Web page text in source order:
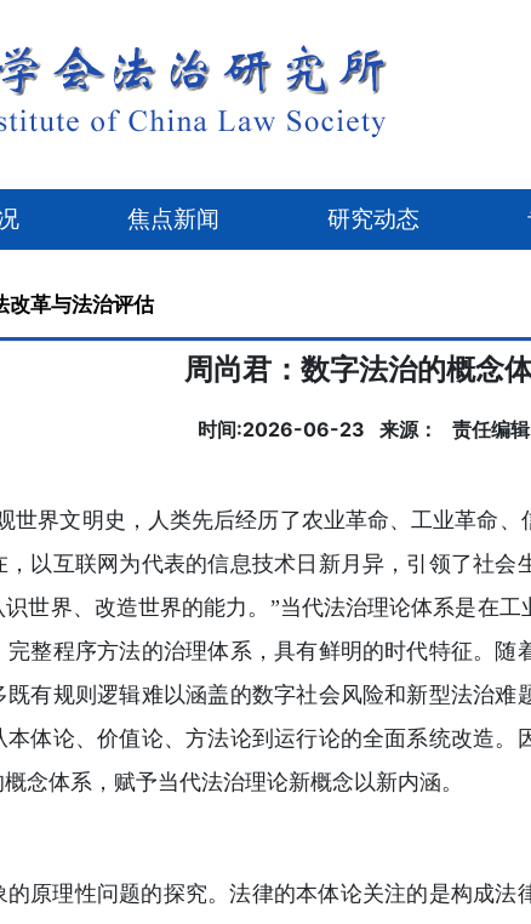
焦点新闻 研究动态
改革与法治评估
周尚君：数字法治的概念
时间:2026-06-23 来源： 责任编辑
世界文明史，人类先后经历了农业革命、工业革命
以互联网为代表的信息技术日新月异，引领了社
世界、改造世界的能力。”当代法治理论体系是在
整程序方法的治理体系，具有鲜明的时代特征。
有规则逻辑难以涵盖的数字社会风险和新型法治难
体论、价值论、方法论到运行论的全面系统改造
念体系，赋予当代法治理论新概念以新内涵。
原理性问题的探究。法律的本体论关注的是构成